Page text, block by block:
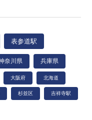
表参道駅
奈川県 兵庫県
大阪府 北海道
杉並区 吉祥寺駅